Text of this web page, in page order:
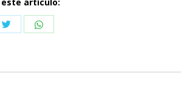
CompartirCompartir